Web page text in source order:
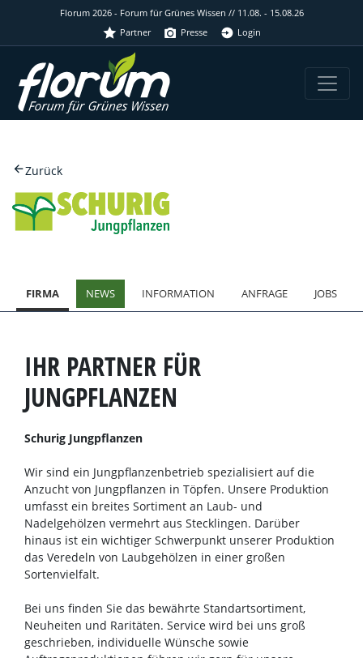
Florum 2026 - Forum für Grünes Wissen // 11.08. - 15.08.26
Partner
Presse Login
Zurück
FIRMA NEWS INFORMATION ANFRAGE JOBS
IHR PARTNER FÜR
JUNGPFLANZEN
Schurig Jungpflanzen
Wir sind ein Jungpflanzenbetrieb spezialisiert auf die
Anzucht von Jungpflanzen in Töpfen. Unsere Produktion
umfasst ein breites Sortiment an Laub- und
Nadelgehölzen vermehrt aus Stecklingen. Darüber
hinaus ist ein wichtiger Schwerpunkt unserer Produktion
das Veredeln von Laubgehölzen in einer großen
Sortenvielfalt.
Bei uns finden Sie das bewährte Standartsortiment,
Neuheiten und Raritäten. Service wird bei uns groß
geschrieben, individuelle Wünsche sowie